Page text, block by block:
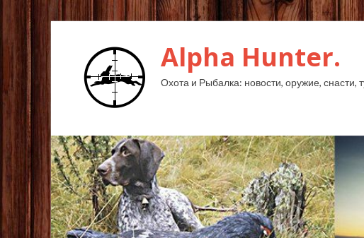
Alpha Hunter.
Охота и Рыбалка: новости, оружие, снасти,